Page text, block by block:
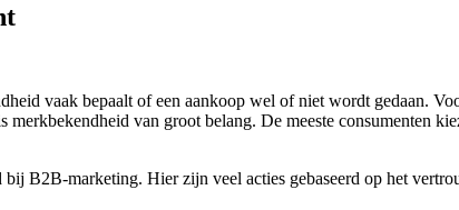
vaak bepaalt of een aankoop wel of niet wordt gedaan.
merkbekendheid van groot belang. De meeste consumenten
B2B-marketing. Hier zijn veel acties gebaseerd op het